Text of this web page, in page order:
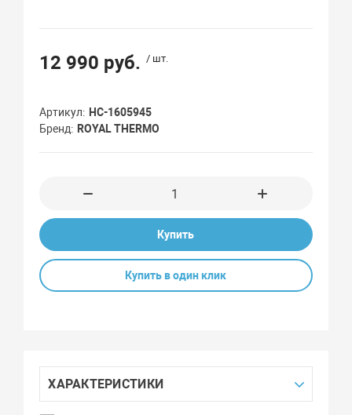
12 990 руб. / шт.
Артикул
НС-1605945
Бренд
ROYAL THERMO
Купить
Купить в один клик
ХАРАКТЕРИСТИКИ